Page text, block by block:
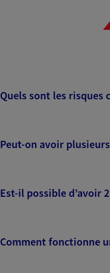
Quels sont les risques
Peut-on avoir
Est-il possible d’avoir
Comment fonctionne